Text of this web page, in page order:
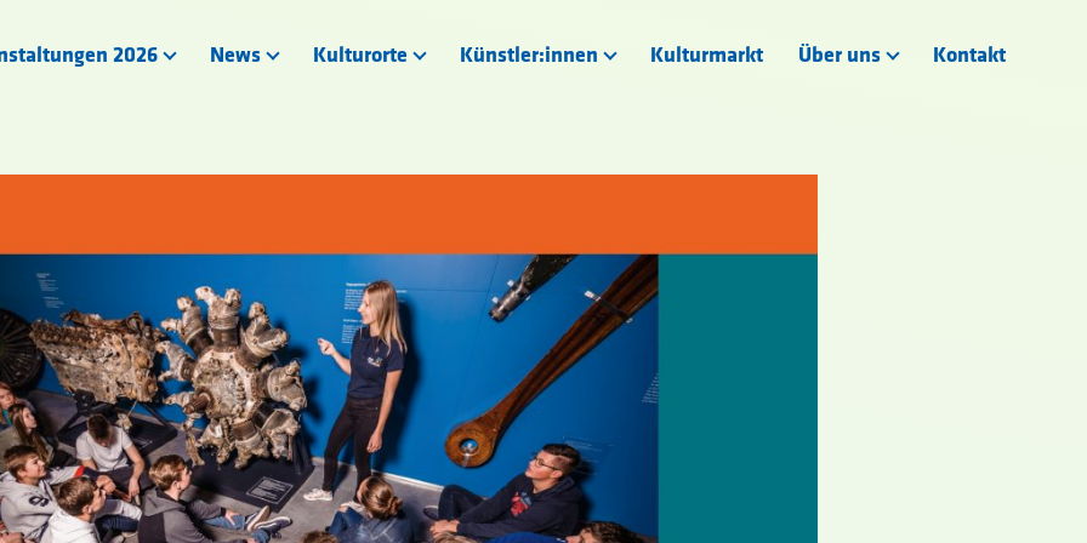
2026 News Kulturorte Künstler:innen Kulturmarkt Über uns Kontakt